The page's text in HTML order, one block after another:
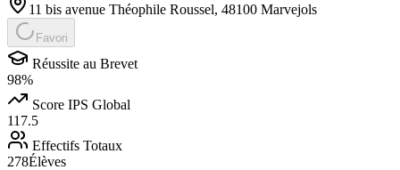
11 bis avenue Théophile Roussel, 48100 Marvejols
Favori
Réussite au Brevet
98%
Score IPS Global
117.5
Effectifs Totaux
278Élèves